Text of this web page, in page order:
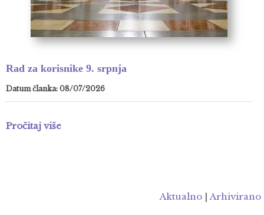
Rad za korisnike 9. srpnja
Datum članka: 08/07/2026
Pročitaj više
Aktualno |Arhivirano